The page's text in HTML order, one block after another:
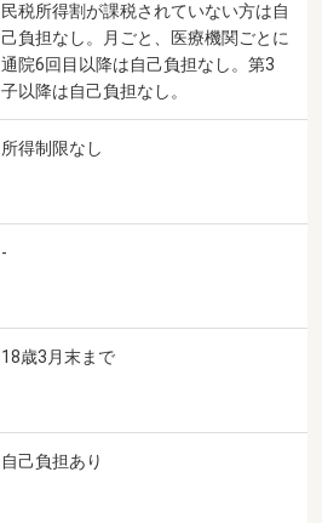
民税所得割が課税されていない方は自
己負担なし。月ごと、医療機関ごとに
通院6回目以降は自己負担なし。第3
子以降は自己負担なし。
所得制限なし
-
18歳3月末まで
自己負担あり